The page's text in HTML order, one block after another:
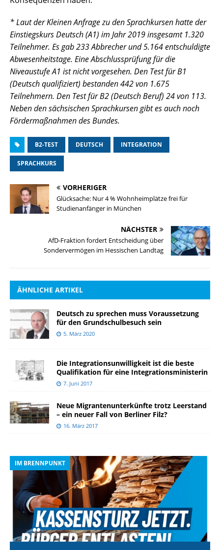
* Laut der Kleinen Anfrage zu den Sprachkursen hatte der
Einstiegskurs Deutsch (A1) im Jahr 2019 insgesamt 1.320
Teilnehmer. Es gab 233 Abbrecher und 5.164 entschuldigte
Abwesenheitstage. Eine Abschlussprüfung für die
Niveaustufe A1 ist nicht vorgesehen. Den Test für B1
(Deutsch qualifiziert) bestanden 442 von 1.675
Teilnehmern. Den Test für B2 (Deutsch Beruf) 24 von 113.
Neben den sächsischen Sprachkursen gibt es auch noch
Fördermaßnahmen des Bundes.
B2-TEST DEUTSCH INTEGRATION
SPRACHKURS
VORHERIGER
Glücksache: Nur 4 % Wohnheimplätze frei für
Studienanfänger in München
NÄCHSTER
AfD-Fraktion fordert Entscheidung über
Sondervermögen im Hessischen Landtag
ÄHNLICHE ARTIKEL
Deutsch zu sprechen muss Voraussetzung
für den Grundschulbesuch sein
5. März 2020
Die Integrationsunwilligkeit ist die beste
Qualifikation für eine Integrationsministerin
7. Juni 2017
Neue Migrantenunterkünfte trotz Leerstand
– ein neuer Fall von Berliner Filz?
16. März 2017
IM BRENNPUNKT